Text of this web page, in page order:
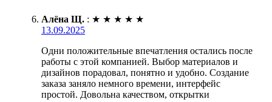
Алёна Щ. : ★ ★ ★ ★ ★
13.09.2025
Одни положительные впечатления остались после
работы с этой компанией. Выбор материалов и
дизайнов порадовал, понятно и удобно. Создание
заказа заняло немного времени, интерфейс
простой. Довольна качеством, открытки